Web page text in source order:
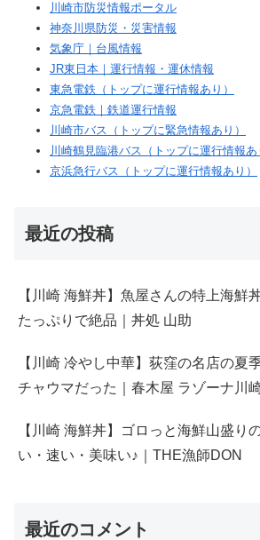
川崎市防災情報ポータル
神奈川県防災・災害情報
気象庁｜台風情報
JR東日本｜運行情報・運休情報
東急電鉄（トップに運行情報あり）
京急電鉄｜鉄道運行情報
川崎市バス（トップに緊急情報あり）
川崎鶴見臨港バス（トップに運行情報あ
京浜急行バス（トップに運行情報あり）
最近の投稿
【川崎 海鮮丼】魚屋さんの特上海鮮
たっぷりで絶品｜丼処 山助
【川崎 冷やし中華】荻窪の名店の夏
チャウマだった｜春木屋 ラゾーナ川
【川崎 海鮮丼】ゴロっと海鮮山盛り
い・速い・美味い♪｜THE漁師DON
最近のコメント